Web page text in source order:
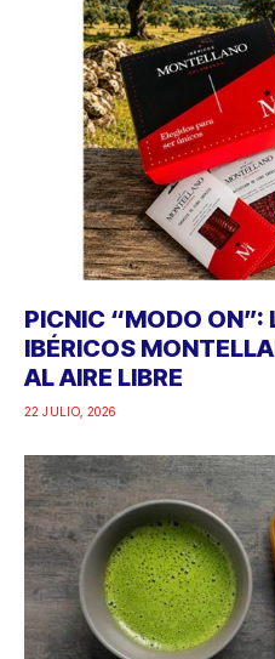
PICNIC “MODO ON”:
IBÉRICOS
AL AIRE LIBRE
22 JULIO, 2026